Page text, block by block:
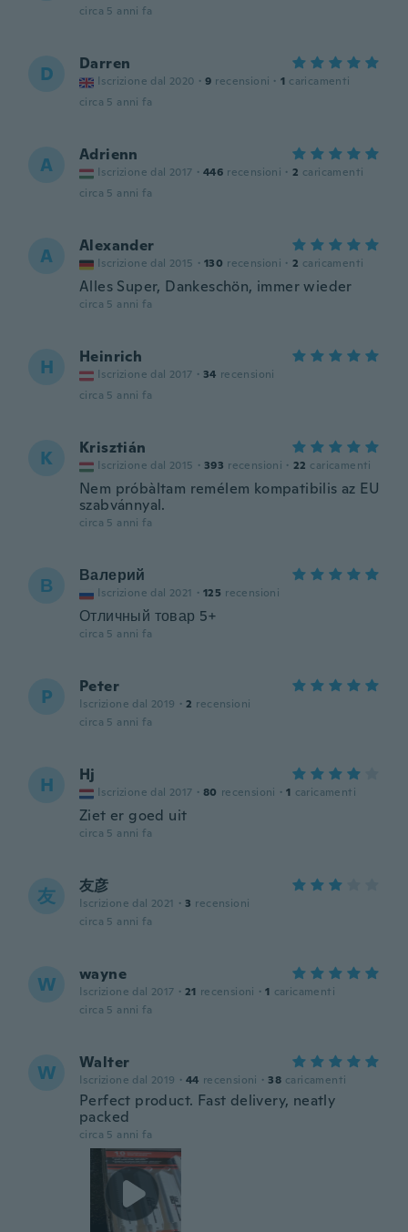
circa 5 anni fa
D Darren
Iscrizione dal 2020 · 9 recensioni · 1 caricamenti
circa 5 anni fa
A Adrienn
Iscrizione dal 2017 · 446 recensioni · 2 caricamenti
circa 5 anni fa
A Alexander
Iscrizione dal 2015 · 130 recensioni · 2 caricamenti
Alles Super, Dankeschön, immer wieder
circa 5 anni fa
H Heinrich
Iscrizione dal 2017 · 34 recensioni
circa 5 anni fa
K Krisztián
Iscrizione dal 2015 · 393 recensioni · 22 caricamenti
Nem próbàltam remélem kompatibilis az EU
szabvánnyal.
circa 5 anni fa
В Валерий
Iscrizione dal 2021 · 125 recensioni
Отличный товар 5+
circa 5 anni fa
P Peter
Iscrizione dal 2019 · 2 recensioni
circa 5 anni fa
H Hj
Iscrizione dal 2017 · 80 recensioni · 1 caricamenti
Ziet er goed uit
circa 5 anni fa
友 友彦
Iscrizione dal 2021 · 3 recensioni
circa 5 anni fa
W wayne
Iscrizione dal 2017 · 21 recensioni · 1 caricamenti
circa 5 anni fa
W Walter
Iscrizione dal 2019 · 44 recensioni · 38 caricamenti
Perfect product. Fast delivery, neatly
packed
circa 5 anni fa